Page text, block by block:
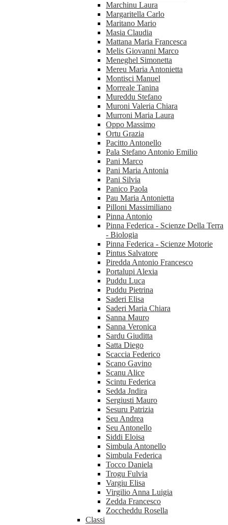
Marchinu Laura
Margaritella Carlo
Maritano Mario
Masia Claudia
Mattana Maria Francesca
Melis Giovanni Marco
Meneghel Simonetta
Mereu Maria Antonietta
Montisci Manuel
Morreale Tanina
Mureddu Stefano
Muroni Valeria Chiara
Murroni Maria Laura
Oppo Massimo
Ortu Grazia
Pacitto Antonello
Pala Stefano Antonio Emilio
Pani Marco
Pani Maria Antonia
Pani Silvia
Panico Paola
Pau Maria Antonietta
Pilloni Massimiliano
Pinna Antonio
Pinna Federica - Scienze Della Terra
- Biologia
Pinna Federica - Scienze Motorie
Pintus Salvatore
Piredda Antonio Francesco
Portalupi Alexia
Puddu Luca
Puddu Pietrina
Saderi Elisa
Saderi Maria Chiara
Sanna Mauro
Sanna Veronica
Sardu Giuditta
Satta Diego
Scaccia Federico
Scano Gavino
Scanu Alice
Scintu Federica
Sedda Jndira
Sergiusti Mauro
Sesuru Patrizia
Seu Andrea
Seu Antonello
Siddi Eloisa
Simbula Antonello
Simbula Federica
Tocco Daniela
Trogu Fulvia
Vargiu Elisa
Virgilio Anna Luigia
Zedda Francesco
Zoccheddu Rosella
Classi